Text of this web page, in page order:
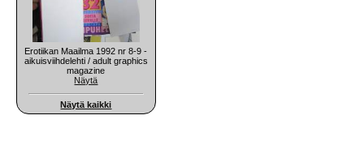
Erotiikan Maailma 1992 nr 8-9 -
aikuisviihdelehti / adult graphics
magazine
Näytä
Näytä kaikki